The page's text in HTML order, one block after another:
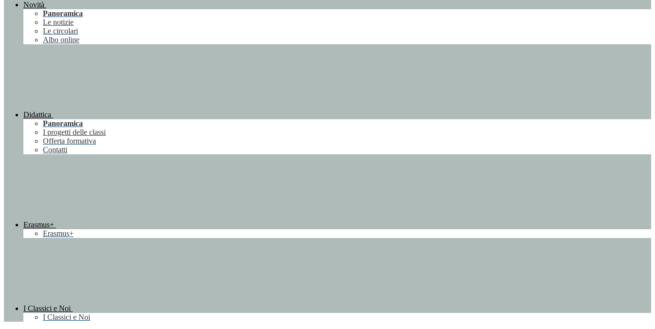
Novità
Panoramica
Le notizie
Le circolari
Albo online
Didattica
Panoramica
I progetti delle classi
Offerta formativa
Contatti
Erasmus+
Erasmus+
I Classici e Noi
I Classici e Noi